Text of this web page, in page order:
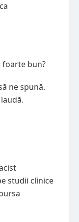
foarte bun?
ne spună.
studii clinice